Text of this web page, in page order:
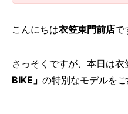
こんにちは衣笠東門前店で
さっそくですが、本日は衣
BIKE」 の特別なモデルを